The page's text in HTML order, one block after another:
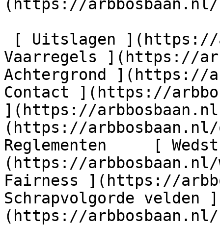
(https://
Vaarregels ](https://
Achtergrond ](https://
Contact ](https://
](https://
(https://
Reglementen     [
(https://
Fairness ](https://
Schrapvolgorde velden ]
(https://